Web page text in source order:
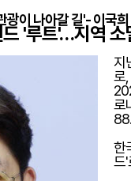
이 나아갈 길'- 이국
'루트'…지역 소
지
로
로
한
드'